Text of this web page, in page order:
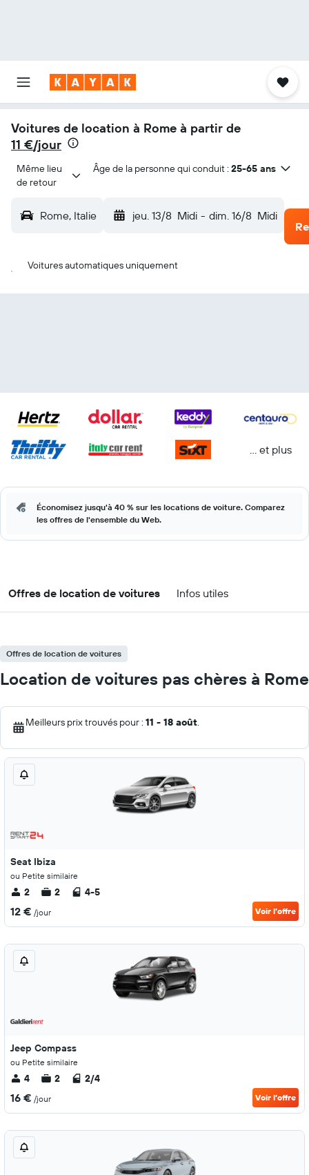
Voitures de location à Rome à partir de
11 €/jour
Même lieu
de retour
Âge de la personne qui conduit : 25-65 ans
Rome, Italie jeu. 13/8 Midi - dim. 16/8 Midi
Voitures automatiques uniquement
… et plus
Économisez jusqu'à 40 % sur les locations de voiture. Comparez
les offres de l'ensemble du Web.
Offres de location de voitures Infos utiles
Offres de location de voitures
Location de voitures pas chères à Rome
Meilleurs prix trouvés pour : 11 - 18 août.
Seat Ibiza
ou Petite similaire
2 2 4-5
12 € /jour Voir l’offre
Jeep Compass
ou Petite similaire
4 2 2/4
16 € /jour Voir l’offre